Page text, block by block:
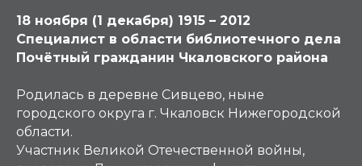
18 ноября (1 декабря) 1915 – 2012
Специалист в области библиотечного дела
Почётный гражданин Чкаловского района
Родилась в деревне Сивцево, ныне
городского округа г. Чкаловск Нижегородской
области.
Участник Великой Отечественной войны,